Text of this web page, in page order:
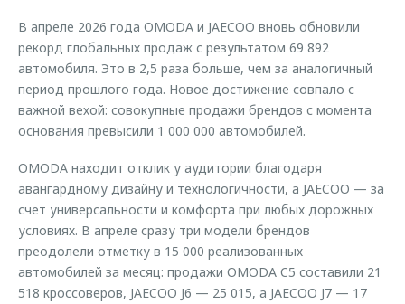
Запчасти
Трейд-ин
Калькулятор трейд-ин
Одежда и сувениры
Оригинальные аксессуары
Запчасти
В апреле 2026 года OMODA и JAECOO вновь обновили
рекорд глобальных продаж с результатом 69 892
автомобиля. Это в 2,5 раза больше, чем за аналогичный
период прошлого года. Новое достижение совпало с
важной вехой: совокупные продажи брендов с момента
основания превысили 1 000 000 автомобилей.
OMODA находит отклик у аудитории благодаря
авангардному дизайну и технологичности, а JAECOO — за
счет универсальности и комфорта при любых дорожных
условиях. В апреле сразу три модели брендов
преодолели отметку в 15 000 реализованных
автомобилей за месяц: продажи OMODA C5 составили 21
518 кроссоверов, JAECOO J6 — 25 015, а JAECOO J7 — 17